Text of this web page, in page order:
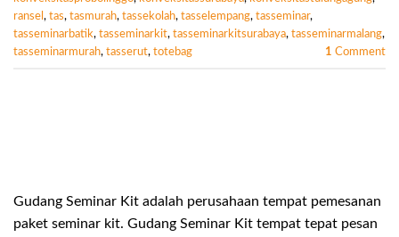
ransel , tas, tasmurah, tassekolah, tasselempang, tasseminar,
tasseminarbatik, tasseminarkit, tasseminarkitsurabaya, tasseminarmalang,
tasseminarmurah, tasserut, totebag 1 Comment
Gudang Seminar Kit adalah perusahaan tempat pemesanan
paket seminar kit. Gudang Seminar Kit tempat tepat pesan